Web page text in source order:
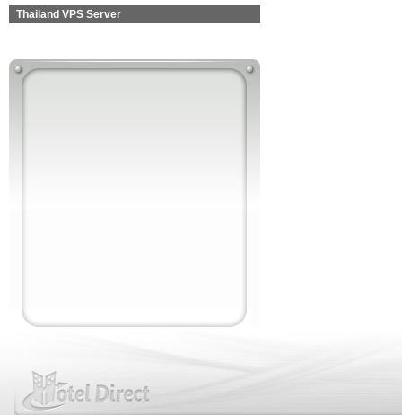
Thailand VPS Server